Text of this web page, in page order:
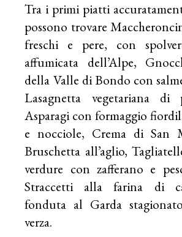
Tra i primi piatti
possono trovare
freschi e pere, con
affumicata dell’Alpe,
della Valle di Bondo con
Lasagnetta vegetariana di
Asparagi con formaggio
e nocciole, Crema di San
Bruschetta all’aglio,
verdure con zafferano e
Straccetti alla farina di
fonduta al Garda
verza.